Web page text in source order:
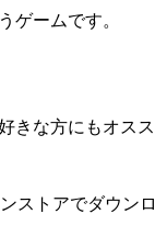
ゲームです。
きな方にもオスス
ストアでダウンロ